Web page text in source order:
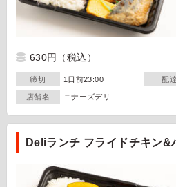
630円 （税込）
締切 1日前23:00 配
店舗名 ニナーズデリ
Deliランチ フライドチキン&